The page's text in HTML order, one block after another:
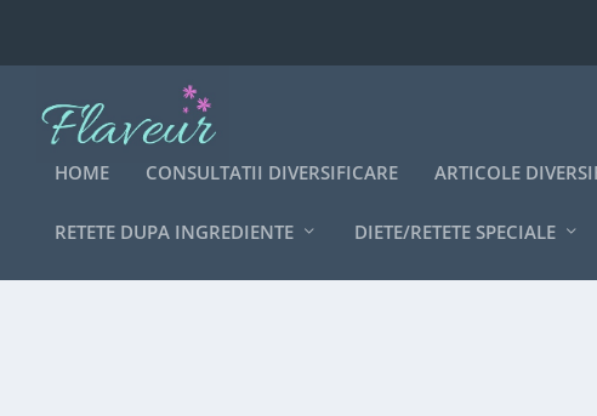
HOME CONSULTATII DIVERSIFICARE ARTICOLE
RETETE DUPA INGREDIENTE DIETE/RETETE SPECIALE